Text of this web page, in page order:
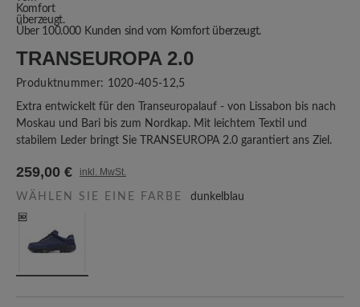
Über 100.000 Kunden sind vom Komfort überzeugt.
TRANSEUROPA 2.0
Produktnummer: 1020-405-12,5
Extra entwickelt für den Transeuropalauf - von Lissabon bis nach
Moskau und Bari bis zum Nordkap. Mit leichtem Textil und
stabilem Leder bringt Sie TRANSEUROPA 2.0 garantiert ans Ziel.
259,00 € inkl. MwSt.
WÄHLEN SIE EINE FARBE dunkelblau